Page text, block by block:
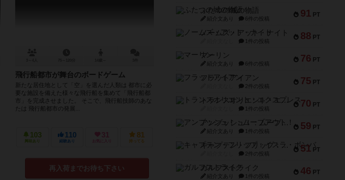
飛行船都市が舞台のボードゲーム
新たな居住地として「空」を選んだ人類は 都市に必
要な施設を備えた様々な飛行船を集めて「飛行船都
市」を完成させました。 そこで、飛行船技師のあな
たは 飛行船都市の発展...
103
興味あり
110
経験あり
31
お気に入り
81
持ってる
再入荷までお待ち下さい
91 PT
ふたつの城の物語
紹介文あり 6件の投稿
88 PT
ノームズ・アット・ナイト
1件の投稿
76 PT
マーリン
紹介文あり 6件の投稿
75 PT
フラットアイアン
2件の投稿
70 PT
トランスオリエント・エクスプレス
1件の投稿
59 PT
アンブッシュ！：ムーブアウト！
紹介文あり 1件の投稿
51 PT
キャプテン・フリップ：イスラ・ボンバ
2件の投稿
46 PT
ガルフストライク
紹介文あり 1件の投稿